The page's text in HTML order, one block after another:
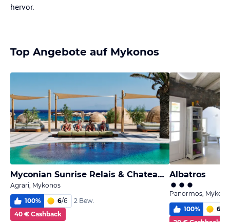
hervor.
Top Angebote auf Mykonos
Myconian Sunrise Relais & Chateaux Hotel
Agrari, Mykonos
100% 6/6
2 Bew.
40 € Cashback
Albatros
Panormos,
100% 6,0